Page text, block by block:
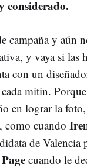
considerado.
campaña y aún
y vaya si las
con un
mitin.
en lograr la
como cuando
de Valencia
cuando le